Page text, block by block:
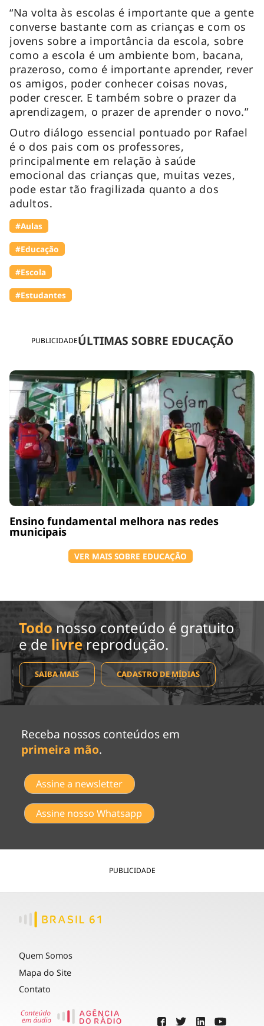
PUBLICIDADEÚLTIMAS SOBRE EDUCAÇÃO
Ensino fundamental melhora nas redes
municipais
VER MAIS SOBRE EDUCAÇÃO
“Na volta às escolas é importante que a gente
converse bastante com as crianças e com os
jovens sobre a importância da escola, sobre
como a escola é um ambiente bom, bacana,
prazeroso, como é importante aprender, rever
os amigos, poder conhecer coisas novas,
poder crescer. E também sobre o prazer da
aprendizagem, o prazer de aprender o novo.”
Outro diálogo essencial pontuado por Rafael
é o dos pais com os professores,
principalmente em relação à saúde
emocional das crianças que, muitas vezes,
pode estar tão fragilizada quanto a dos
adultos.
#Aulas
#Educação
#Escola
#Estudantes
Todo nosso conteúdo é gratuito
e de livrereprodução.
SAIBA MAIS CADASTRO DE MÍDIAS
Receba nossos conteúdos em
primeira mão.
Assine a newsletter
Assine nosso Whatsapp
PUBLICIDADE
Quem Somos
Mapa do Site
Contato